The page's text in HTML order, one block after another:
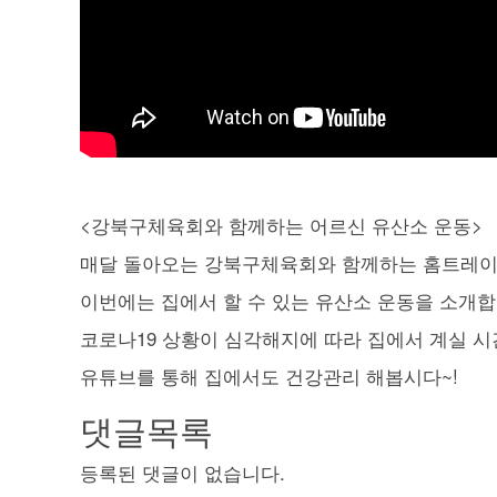
<강북구체육회와 함께하는 어르신 유산소 운동>
매달 돌아오는 강북구체육회와 함께하는 홈트레
이번에는 집에서 할 수 있는 유산소 운동을 소개
코로나19 상황이 심각해지에 따라 집에서 계실
유튜브를 통해 집에서도 건강관리 해봅시다~!
댓글목록
등록된 댓글이 없습니다.